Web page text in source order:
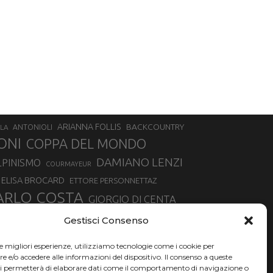
Gestisci Consenso
migliori esperienze, utilizziamo tecnologie come i cookie per
e/o accedere alle informazioni del dispositivo. Il consenso a queste
permetterà di elaborare dati come il comportamento di navigazione o
ANTONIOLI ARIANNA FOLLIS
BACKCOUNTRY
COPPA DEL MONDO
COURMAYEUR DAMIANO LENZI
ELISA BROCARD ETTORE PERSONNETTAZ
COSTA GIORGIO DI CENTA
LUCA MATTEOTTI MADONNA DI CAMPIGLIO
NAZIONALE DI SCIALPINISMO NORVEGIA